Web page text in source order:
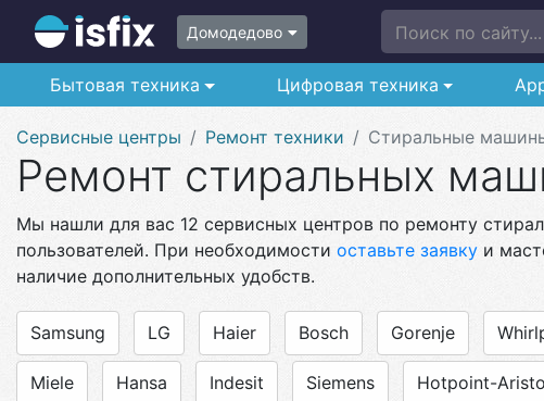
Домодедово Поиск по сайту...
Бытовая техника Цифровая техника
Сервисные центры Ремонт техники Стиральные
Ремонт стиральных
Мы нашли для вас 12 сервисных центров по ремонту
пользователей. При необходимости оставьте заявку и
наличие дополнительных удобств.
Samsung LG Haier Bosch Gorenje
Miele Hansa Indesit Siemens Hotpoint-